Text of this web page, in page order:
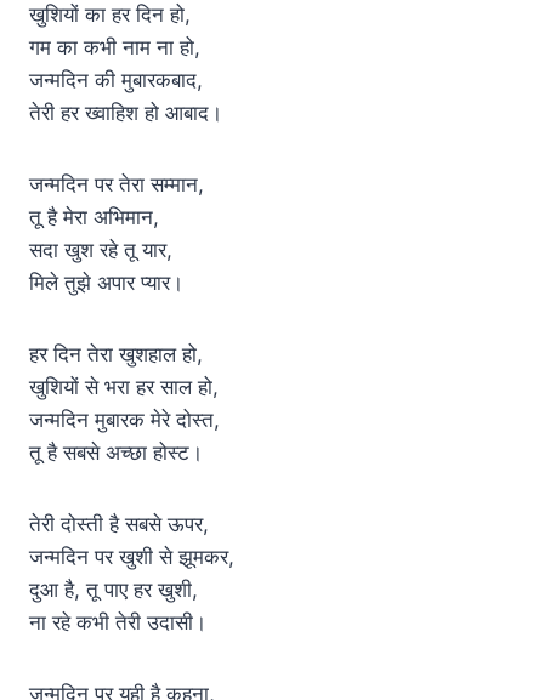
खुशियों का हर दिन हो,
गम का कभी नाम ना हो,
जन्मदिन की मुबारकबाद,
तेरी हर ख्वाहिश हो आबाद।
जन्मदिन पर तेरा सम्मान,
तू है मेरा अभिमान,
सदा खुश रहे तू यार,
मिले तुझे अपार प्यार।
हर दिन तेरा खुशहाल हो,
खुशियों से भरा हर साल हो,
जन्मदिन मुबारक मेरे दोस्त,
तू है सबसे अच्छा होस्ट।
तेरी दोस्ती है सबसे ऊपर,
जन्मदिन पर खुशी से झूमकर,
दुआ है, तू पाए हर खुशी,
ना रहे कभी तेरी उदासी।
जन्मदिन पर यही है कहना,